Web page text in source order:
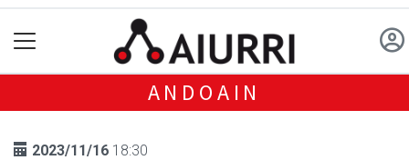
ANDOAIN
2023/11/16 18:30